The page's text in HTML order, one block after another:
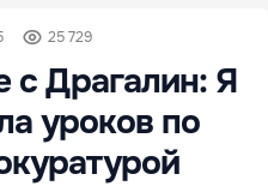
25 729
с Драгалин: Я
уроков по